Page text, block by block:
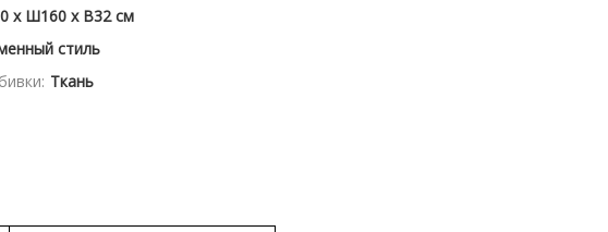
x Ш160 x В32 см
стиль
Ткань